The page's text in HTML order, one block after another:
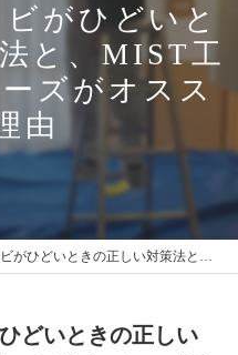
がひどいと
と、MIST工
ズがオスス
由
正しい対策法と、MIST工法®カビバスターズがオススメな理由
どいときの正しい